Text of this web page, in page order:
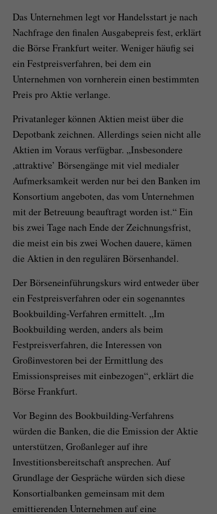
Das Unternehmen legt vor Handelsstart je nach
Nachfrage den finalen Ausgabepreis fest, erklärt
die Börse Frankfurt weiter. Weniger häufig sei
ein Festpreisverfahren, bei dem ein
Unternehmen von vornherein einen bestimmten
Preis pro Aktie verlange.
Privatanleger können Aktien meist über die
Depotbank zeichnen. Allerdings seien nicht alle
Aktien im Voraus verfügbar. „Insbesondere
,attraktive’ Börsengänge mit viel medialer
Aufmerksamkeit werden nur bei den Banken im
Konsortium angeboten, das vom Unternehmen
mit der Betreuung beauftragt worden ist.“ Ein
bis zwei Tage nach Ende der Zeichnungsfrist,
die meist ein bis zwei Wochen dauere, kämen
die Aktien in den regulären Börsenhandel.
Der Börseneinführungskurs wird entweder über
ein Festpreisverfahren oder ein sogenanntes
Bookbuilding-Verfahren ermittelt. „Im
Bookbuilding werden, anders als beim
Festpreisverfahren, die Interessen von
Großinvestoren bei der Ermittlung des
Emissionspreises mit einbezogen“, erklärt die
Börse Frankfurt.
Vor Beginn des Bookbuilding-Verfahrens
würden die Banken, die die Emission der Aktie
unterstützen, Großanleger auf ihre
Investitionsbereitschaft ansprechen. Auf
Grundlage der Gespräche würden sich diese
Konsortialbanken gemeinsam mit dem
emittierenden Unternehmen auf eine